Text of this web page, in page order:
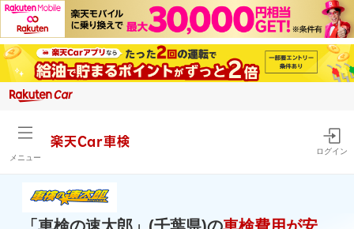
メニュー
楽天Car車検
ログイン